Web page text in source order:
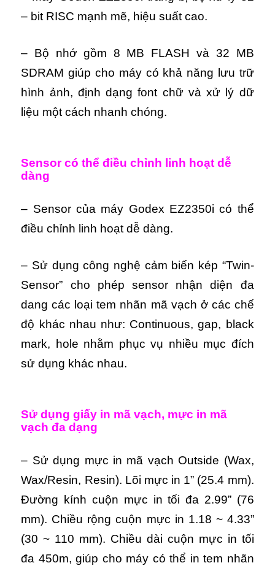
– bit RISC mạnh mẽ, hiệu suất cao.
– Bộ nhớ gồm 8 MB FLASH và 32 MB
SDRAM giúp cho máy có khả năng lưu trữ
hình ảnh, định dạng font chữ và xử lý dữ
liệu một cách nhanh chóng.
Sensor có thể điều chỉnh linh hoạt dễ
dàng
– Sensor của máy Godex EZ2350i có thể
điều chỉnh linh hoạt dễ dàng.
– Sử dụng công nghệ cảm biến kép “Twin-
Sensor” cho phép sensor nhận diện đa
dang các loại tem nhãn mã vạch ở các chế
độ khác nhau như: Continuous, gap, black
mark, hole nhằm phục vụ nhiều mục đích
sử dụng khác nhau.
Sử dụng giấy in mã vạch, mực in mã
vạch đa dạng
– Sử dụng mực in mã vạch Outside (Wax,
Wax/Resin, Resin). Lõi mực in 1” (25.4 mm).
Đường kính cuộn mực in tối đa 2.99” (76
mm). Chiều rộng cuộn mực in 1.18 ~ 4.33”
(30 ~ 110 mm). Chiều dài cuộn mực in tối
đa 450m, giúp cho máy có thể in tem nhãn